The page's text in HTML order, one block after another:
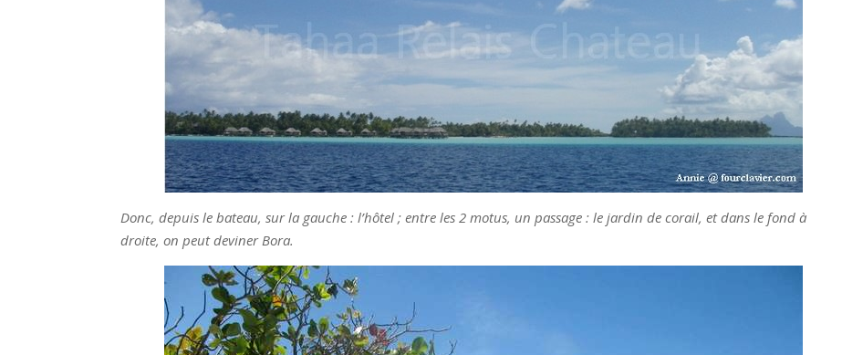
Donc, depuis le bateau, sur la gauche : l’hôtel ; entre les 2 motus, un passage : le jardin de corail, et dans le fond à
droite, on peut deviner Bora.